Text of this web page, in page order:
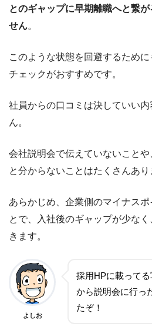
とのギャップに早期離職へと繋
せん。
このような状態を回避するため
チェックがおすすめです。
社員からの口コミは決していい
ん。
会社説明会で伝えていないこと
と分からないことはたくさんあり
あらかじめ、企業側のマイナス
とで、入社後のギャップが少な
きます。
よしお
採用HPに載って
から説明会に行っ
たぞ！